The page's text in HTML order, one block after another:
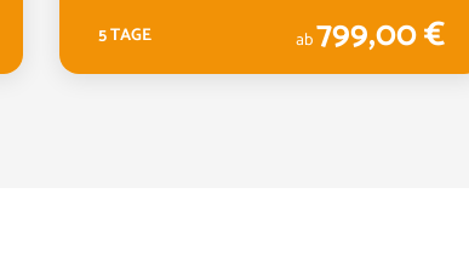
5 TAGE ab799,00 €